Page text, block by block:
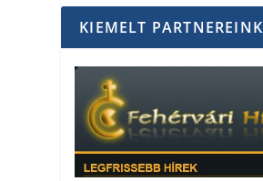
KIEMELT PARTNEREINK